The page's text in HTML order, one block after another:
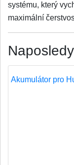
systému, který
maximální
Akumulátor pro